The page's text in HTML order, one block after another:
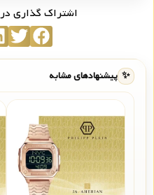
اشتراک گذاری
✨ پیشنهادهای مشابه